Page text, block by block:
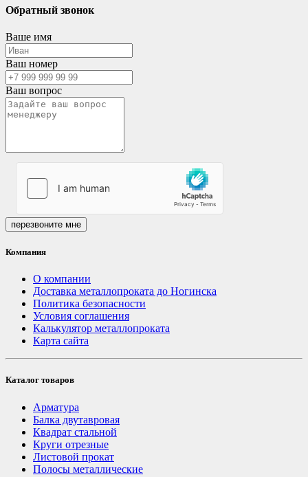
Обратный звонок
Ваше имя
Ваш номер
Ваш вопрос
перезвоните мне
Компания
О компании
Доставка металлопроката до Ногинска
Политика безопасности
Условия соглашения
Калькулятор металлопроката
Карта сайта
Каталог товаров
Арматура
Балка двутавровая
Квадрат стальной
Круги отрезные
Листовой прокат
Полосы металлические